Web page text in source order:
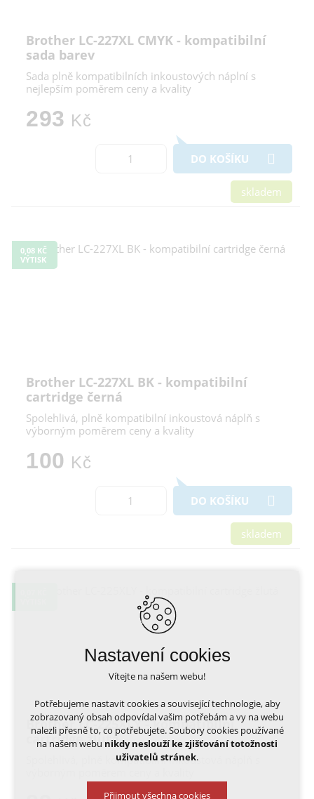
Brother LC-227XL CMYK - kompatibilní
sada barev
Sada plně kompatibilních inkoustových náplní s
nejlepším poměrem ceny a kvality
293 Kč
DO KOŠÍKU
skladem
0,08 KČ
VÝTISK
Brother LC-227XL BK - kompatibilní
cartridge černá
Spolehlivá, plně kompatibilní inkoustová náplň s
výborným poměrem ceny a kvality
100 Kč
DO KOŠÍKU
skladem
Brother LC-225XLY - kompatibilní
cartridge žlutá
Spolehlivá, plně kompatibilní inkoustová náplň s
Nastavení cookies
Vítejte na našem webu!
Potřebujeme nastavit cookies a související technologie, aby
zobrazovaný obsah odpovídal vašim potřebám a vy na webu
nalezli přesně to, co potřebujete. Soubory cookies používané
na našem webu nikdy neslouží ke zjišťování totožnosti
uživatelů stránek.
Přijmout všechna cookies